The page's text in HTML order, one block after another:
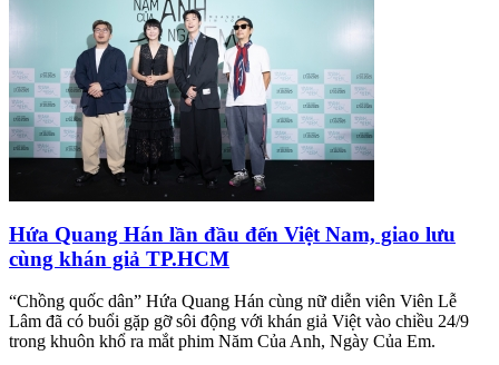
Hứa Quang Hán lần đầu đến Việt Nam, giao lưu
cùng khán giả TP.HCM
“Chồng quốc dân” Hứa Quang Hán cùng nữ diễn viên Viên Lễ
Lâm đã có buổi gặp gỡ sôi động với khán giả Việt vào chiều 24/9
trong khuôn khổ ra mắt phim Năm Của Anh, Ngày Của Em.